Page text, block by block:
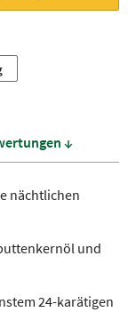
↓
nächtlichen
und
24-karätigen